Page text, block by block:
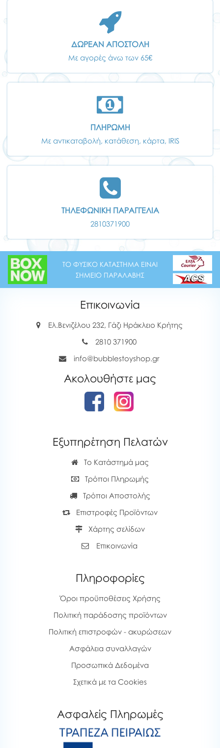
ΔΩΡΕΑΝ ΑΠΟΣΤΟΛΗ
Με αγορές άνω των 65€
ΠΛΗΡΩΜΗ
Με αντικαταβολή, κατάθεση, κάρτα, IRIS
ΤΗΛΕΦΩΝΙΚΗ ΠΑΡΑΓΓΕΛΙΑ
2810371900
ΤΟ ΦΥΣΙΚΟ ΚΑΤΑΣΤΗΜΑ ΕΙΝΑΙ
ΣΗΜΕΙΟ ΠΑΡΑΛΑΒΗΣ
Επικοινωνία
Ελ.Βενιζέλου 232, Γάζι Ηράκλειο Κρήτης
2810 371900
info@bubblestoyshop.gr
Ακολουθήστε μας
Εξυπηρέτηση Πελατών
Το Κατάστημά μας
Τρόποι Πληρωμής
Τρόποι Αποστολής
Επιστροφές Προϊόντων
Χάρτης σελίδων
Επικοινωνία
Πληροφορίες
Όροι προϋποθέσεις Χρήσης
Πολιτική παράδοσης προϊόντων
Πολιτική επιστροφών - ακυρώσεων
Ασφάλεια συναλλαγών
Προσωπικά Δεδομένα
Σχετικά με τα Cookies
Ασφαλείς Πληρωμές